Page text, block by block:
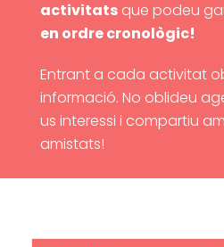
activitatsque podeu
en ordre cronològic!
Entrant a cada activitat
informació. No oblideu
us interessi i compartiu
amistats!